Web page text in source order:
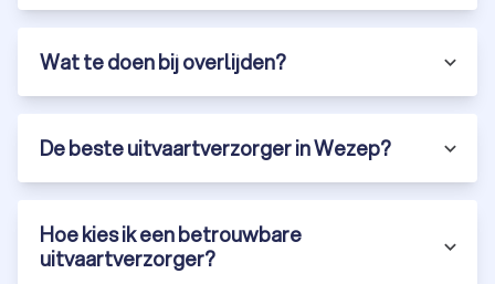
Wat te doen bij overlijden?
De beste uitvaartverzorger in Wezep?
Hoe kies ik een betrouwbare
uitvaartverzorger?